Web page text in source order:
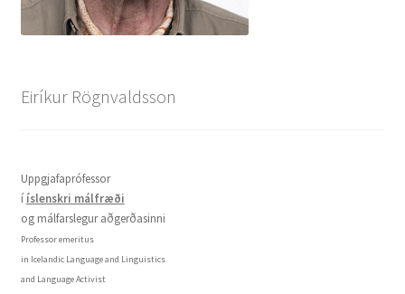
Eiríkur Rögnvaldsson
Uppgjafaprófessor
í íslenskri málfræði
og málfarslegur aðgerðasinni
Professor emeritus
in Icelandic Language and Linguistics
and Language Activist